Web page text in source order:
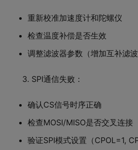
重新校准加速度计和陀螺仪
检查温度补偿是否生效
调整滤波器参数（增加互补滤波
SPI通信失败：
确认CS信号时序正确
检查MOSI/MISO是否交叉连接
验证SPI模式设置（CPOL=1,